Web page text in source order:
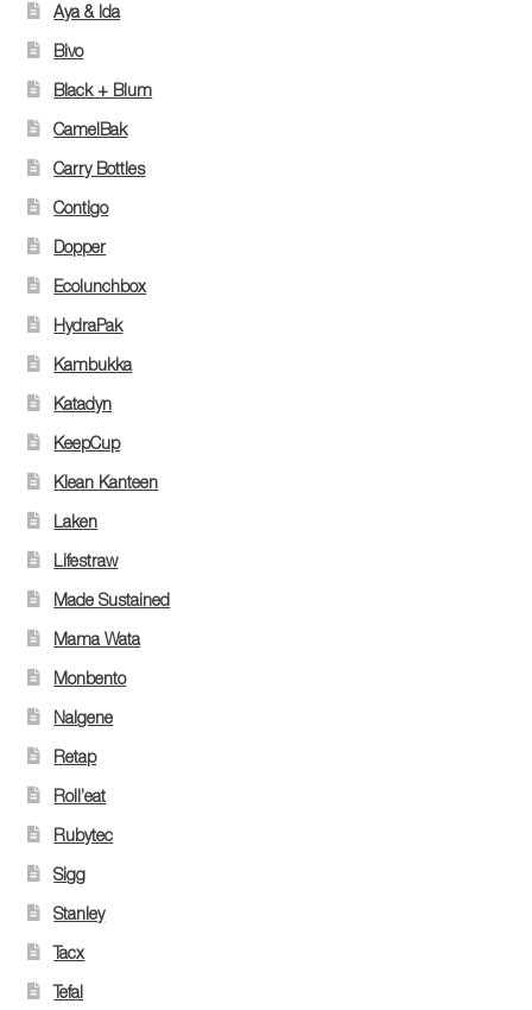
Aya & Ida
Bivo
Black + Blum
CamelBak
Carry Bottles
Contigo
Dopper
Ecolunchbox
HydraPak
Kambukka
Katadyn
KeepCup
Klean Kanteen
Laken
Lifestraw
Made Sustained
Mama Wata
Monbento
Nalgene
Retap
Roll’eat
Rubytec
Sigg
Stanley
Tacx
Tefal